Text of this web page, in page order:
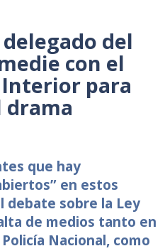
del
con el
para
drama
que hay
en estos
debate sobre la Ley
de medios tanto en
Nacional, como